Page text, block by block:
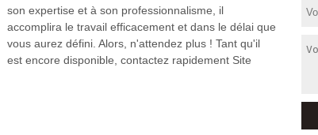
son expertise et à son professionnalisme, il
accomplira le travail efficacement et dans le délai que
vous aurez défini. Alors, n'attendez plus ! Tant qu'il
est encore disponible, contactez rapidement Site